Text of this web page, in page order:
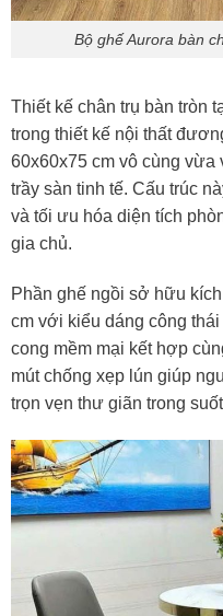
Bộ ghế Aurora bàn
Thiết kế chân trụ bàn tròn
trong thiết kế nội thất
60x60x75 cm vô cùng
trầy sàn tinh tế. Cấu trúc
và tối ưu hóa diện tích
gia chủ.
Phần ghế ngồi sở hữu
cm với kiểu dáng công
cong mềm mại kết hợp
mút chống xẹp lún giúp
trọn vẹn thư giãn trong